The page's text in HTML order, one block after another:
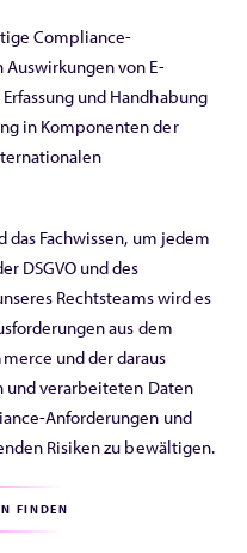
Compliance-
von E-
und Handhabung
in Komponenten der
das Fachwissen, um jedem
DSGVO und des
Rechtsteams wird es
aus dem
und der daraus
und verarbeiteten Daten
Anforderungen und
Risiken zu bewältigen.
FINDEN